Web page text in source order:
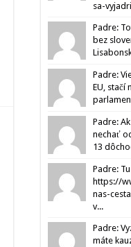
sa-
Padre:
bez
Padre:
EU, stačí
Padre:
nechať
13
Padre:
https://
nas-
v...
Padre:
máte